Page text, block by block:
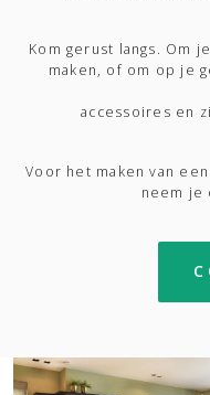
Kom gerust langs. Om
maken, of om op je
accessoires en
Voor het maken van
neem je